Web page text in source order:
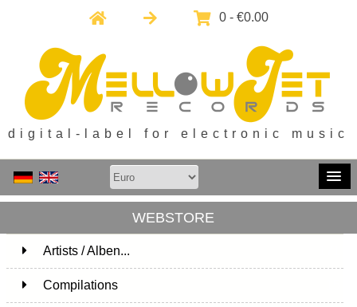
0 - €0.00
digital-label for electronic music
WEBSTORE
Artists / Alben...
Compilations